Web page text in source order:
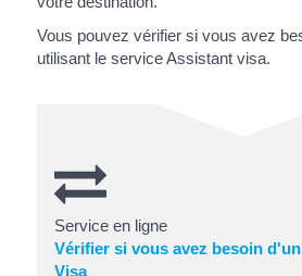
Vous pouvez vérifier si vous avez
utilisant le service Assistant visa.
Service en ligne
Vérifier si vous avez besoin
Visa